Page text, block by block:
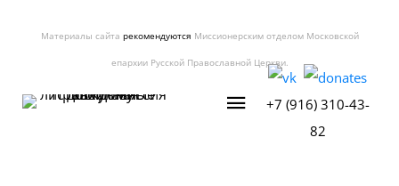
Материалы сайта рекомендуются Миссионерским отделом Московской
епархии Русской Православной Церкви.
+7 (916) 310-43-
82